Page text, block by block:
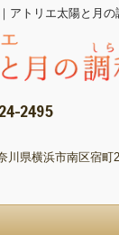
アトリエ太陽と月の
2495
川県横浜市南区宿町